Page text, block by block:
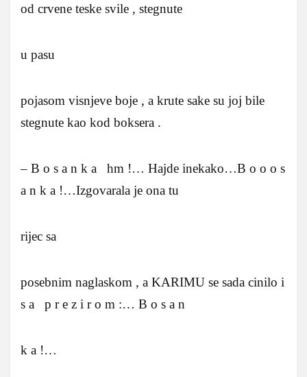
od crvene teske svile , stegnute
u pasu
pojasom visnjeve boje , a krute sake su joj bile
stegnute kao kod boksera .
– B o s a n k a hm !… Hajde inekako…B o o o s
a n k a !…Izgovarala je ona tu
rijec sa
posebnim naglaskom , a KARIMU se sada cinilo i
s a p r e z i r o m :… B o s a n
k a !…